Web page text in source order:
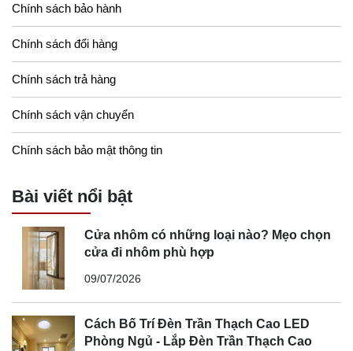
Chính sách bảo hành
Chính sách đổi hàng
Chính sách trả hàng
Chính sách vận chuyển
Chính sách bảo mật thông tin
Bài viết nổi bật
Cửa nhôm có những loại nào? Mẹo chọn
cửa đi nhôm phù hợp
09/07/2026
Cách Bố Trí Đèn Trần Thạch Cao LED
Phòng Ngủ - Lắp Đèn Trần Thạch Cao